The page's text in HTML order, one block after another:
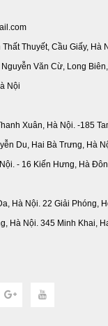
Thuyết, Cầu Giấy, Hà
Văn Cừ, Long
Nội
Xuân, Hà Nội. -185
Du, Hai Bà Trưng, Hà
- 16 Kiến Hưng, Hà
Hà Nội. 22 Giải Phóng,
Hà Nội. 345 Minh Khai,